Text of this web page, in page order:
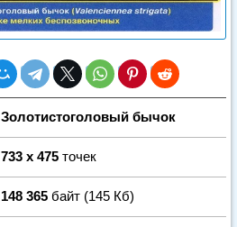
Золотистоголовый бычок
733 x 475 точек
148 365 байт (145 Кб)